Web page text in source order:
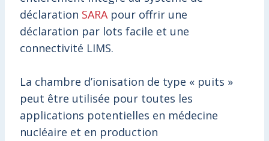
déclaration SARA pour offrir une
déclaration par lots facile et une
connectivité LIMS.
La chambre d’ionisation de type « puits »
peut être utilisée pour toutes les
applications potentielles en médecine
nucléaire et en production